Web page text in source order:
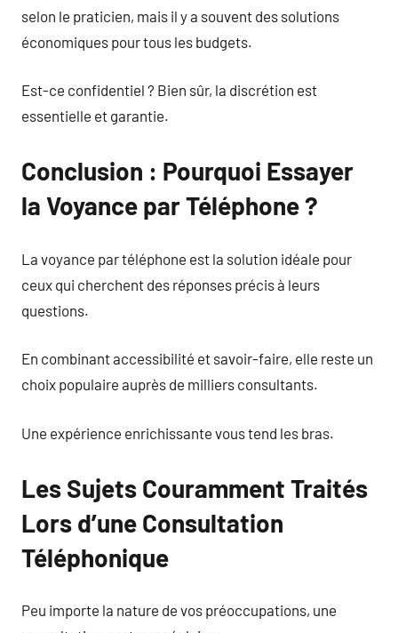
selon le praticien, mais il y a souvent des solutions
économiques pour tous les budgets.
Est-ce confidentiel ? Bien sûr, la discrétion est
essentielle et garantie.
Conclusion : Pourquoi Essayer
la Voyance par Téléphone ?
La voyance par téléphone est la solution idéale pour
ceux qui cherchent des réponses précis à leurs
questions.
En combinant accessibilité et savoir-faire, elle reste un
choix populaire auprès de milliers consultants.
Une expérience enrichissante vous tend les bras.
Les Sujets Couramment Traités
Lors d’une Consultation
Téléphonique
Peu importe la nature de vos préoccupations, une